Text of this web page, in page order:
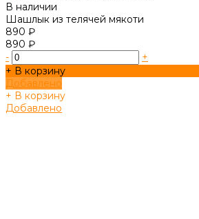
В наличии
Шашлык из телячей мякоти
890 ₽
890 ₽
-
+
+ В корзину
Добавлено
+ В корзину
Добавлено